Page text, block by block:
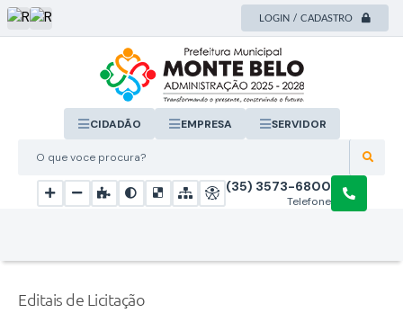
LOGIN / CADASTRO
O que voce procura?
CIDADÃO EMPRESA SERVIDOR
Telefone
(35) 3573-6800
Editais de Licitação